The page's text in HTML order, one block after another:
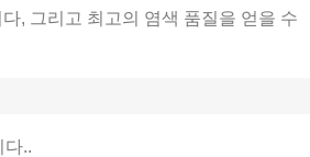
, 그리고 최고의 염색 품질을 얻을 수
다..